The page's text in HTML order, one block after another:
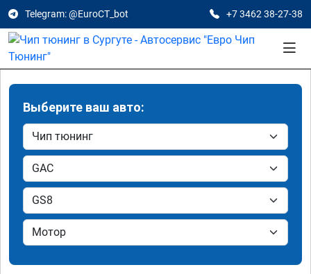
Telegram: @EuroCT_bot +7 3462 38-27-38
Выберите ваш авто: